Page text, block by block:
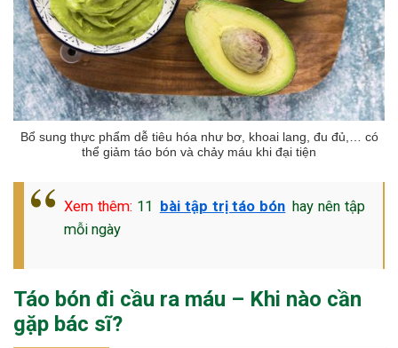
Bổ sung thực phẩm dễ tiêu hóa như bơ, khoai lang, đu đủ,… có
thể giảm táo bón và chảy máu khi đại tiện
Xem thêm: 11 bài tập trị táo bón hay nên tập
mỗi ngày
Táo bón đi cầu ra máu – Khi nào cần
gặp bác sĩ?